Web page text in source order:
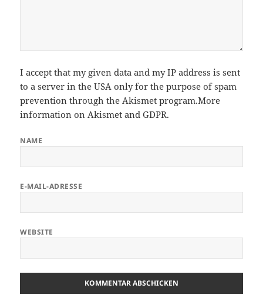
I accept that my given data and my IP address is sent
to a server in the USA only for the purpose of spam
prevention through the Akismet program.More
information on Akismet and GDPR.
NAME
E-MAIL-ADRESSE
WEBSITE